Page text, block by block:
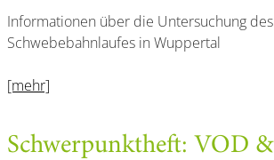
Informationen über die Untersuchung des
Schwebebahnlaufes in Wuppertal
[mehr]
Schwerpunktheft: VOD &